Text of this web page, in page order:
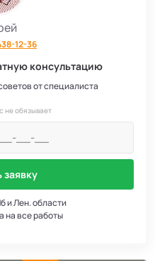
12-36
консультацию
от специалиста
не обязывает
заявку
и Лен. области
на все работы